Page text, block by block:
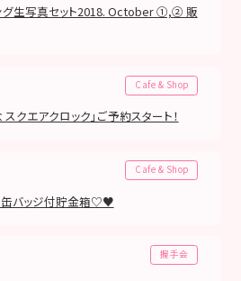
グ生写真セット2018. October ①,② 販
Cafe & Shop
クエアクロック」ご予約スタート！
Cafe & Shop
缶バッジ付貯金箱♡♥
握手会